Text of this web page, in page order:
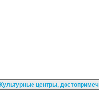
Культурные центры,